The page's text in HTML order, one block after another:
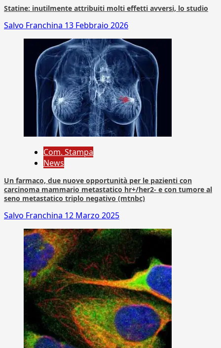
Statine: inutilmente attribuiti molti effetti avversi, lo studio
Salvo Franchina 13 Febbraio 2026
Com. Stampa
News
Un farmaco, due nuove opportunità per le pazienti con
carcinoma mammario metastatico hr+/her2- e con tumore al
seno metastatico triplo negativo (mtnbc)
Salvo Franchina 12 Marzo 2025